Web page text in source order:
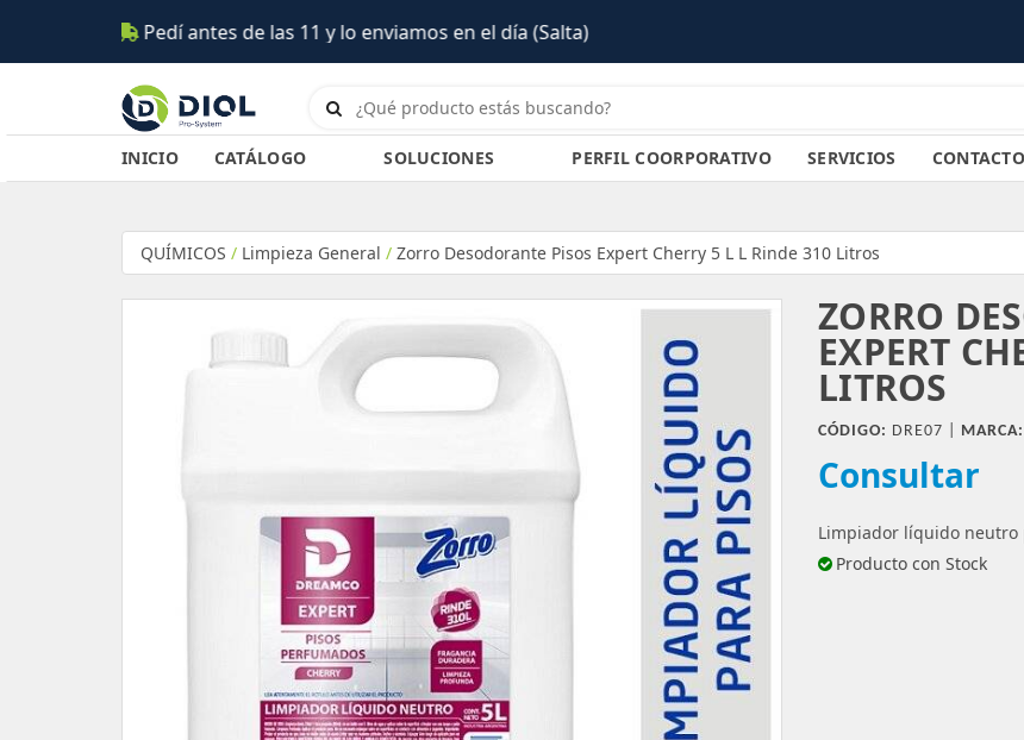
INICIO CATÁLOGO SOLUCIONES PERFIL COORPORATIVO SERVICIOS
QUÍMICOS / Limpieza General / Zorro Desodorante Pisos Expert Cherry 5 L L Rinde 310 Litros
ZORRO
EXPERT
LITROS
CÓDIGO: DRE07 | MARCA:
Consultar
Limpiador líquido neutro
Producto con Stock